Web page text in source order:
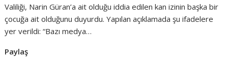
Valiliği, Narin Güran’a ait olduğu iddia edilen kan izinin başka bir
çocuğa ait olduğunu duyurdu. Yapılan açıklamada şu ifadelere
yer verildi: “Bazı medya…
Paylaş